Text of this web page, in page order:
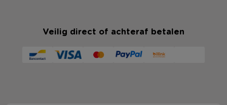
Veilig direct of achteraf betalen